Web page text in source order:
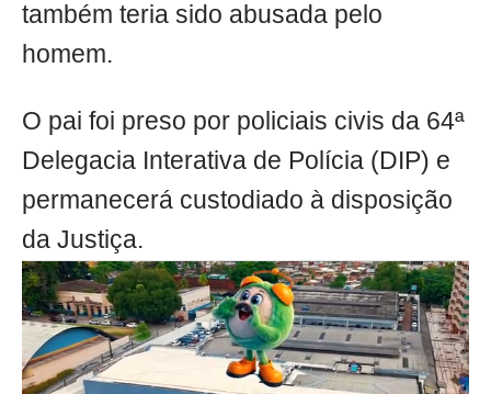
também teria sido abusada pelo
homem.
O pai foi preso por policiais civis da 64ª
Delegacia Interativa de Polícia (DIP) e
permanecerá custodiado à disposição
da Justiça.